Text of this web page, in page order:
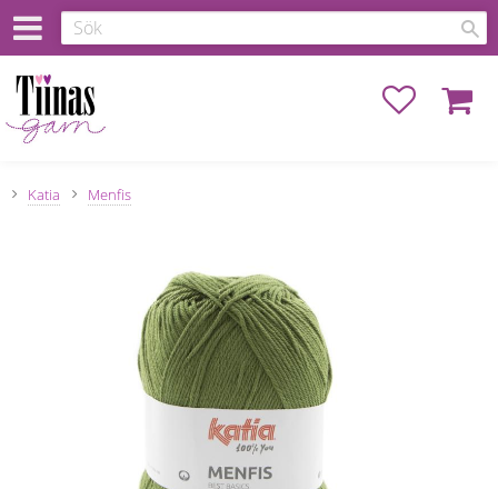
Favoriter
Katia Menfis